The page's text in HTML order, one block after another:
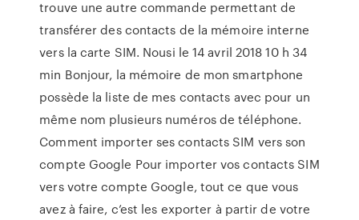
trouve une autre commande permettant de
transférer des contacts de la mémoire interne
vers la carte SIM. Nousi le 14 avril 2018 10 h 34
min Bonjour, la mémoire de mon smartphone
possède la liste de mes contacts avec pour un
même nom plusieurs numéros de téléphone.
Comment importer ses contacts SIM vers son
compte Google Pour importer vos contacts SIM
vers votre compte Google, tout ce que vous
avez à faire, c’est les exporter à partir de votre